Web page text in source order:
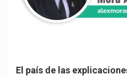
El país de las